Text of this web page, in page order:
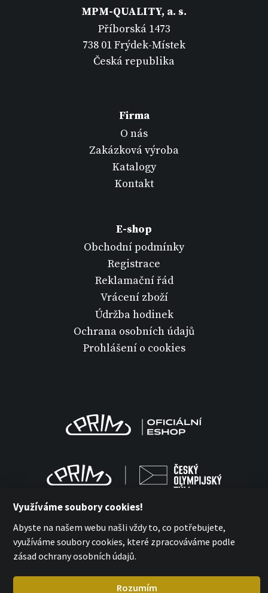
MPM-QUALITY, a. s.
Příborská 1473
738 01 Frýdek-Místek
Česká republika
Firma
O nás
Zakázková výroba
Katalogy
Kontakt
E-shop
Obchodní podmínky
Registrace
Reklamační řád
Vrácení zboží
Údržba hodinek
Ochrana osobních údajů
Prohlášení o cookies
MPM Quality 2026
with
by esmedia
Využíváme soubory cookies!
Abyste na našem webu našli vždy to, co potřebujete,
využíváme soubory cookies, které zpracováváme podle
zásad ochrany osobních údajů.
Rozumím